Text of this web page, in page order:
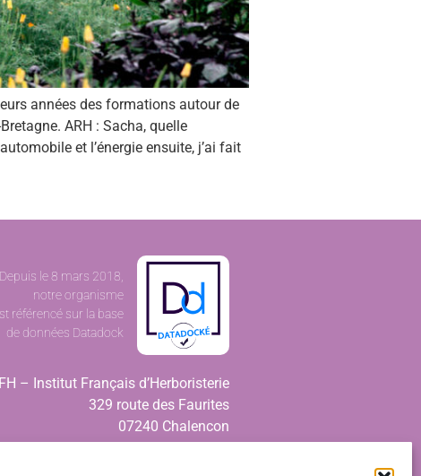
années des formations autour de
ARH : Sacha, quelle
et l’énergie ensuite, j’ai fait
Depuis le 8 mars 2018,
notre organisme
référencé sur la base
de données Datadock
– Institut Français d’Herboristerie
329 route des Faurites
07240 Chalencon
Tél. 04 75 60 82 64